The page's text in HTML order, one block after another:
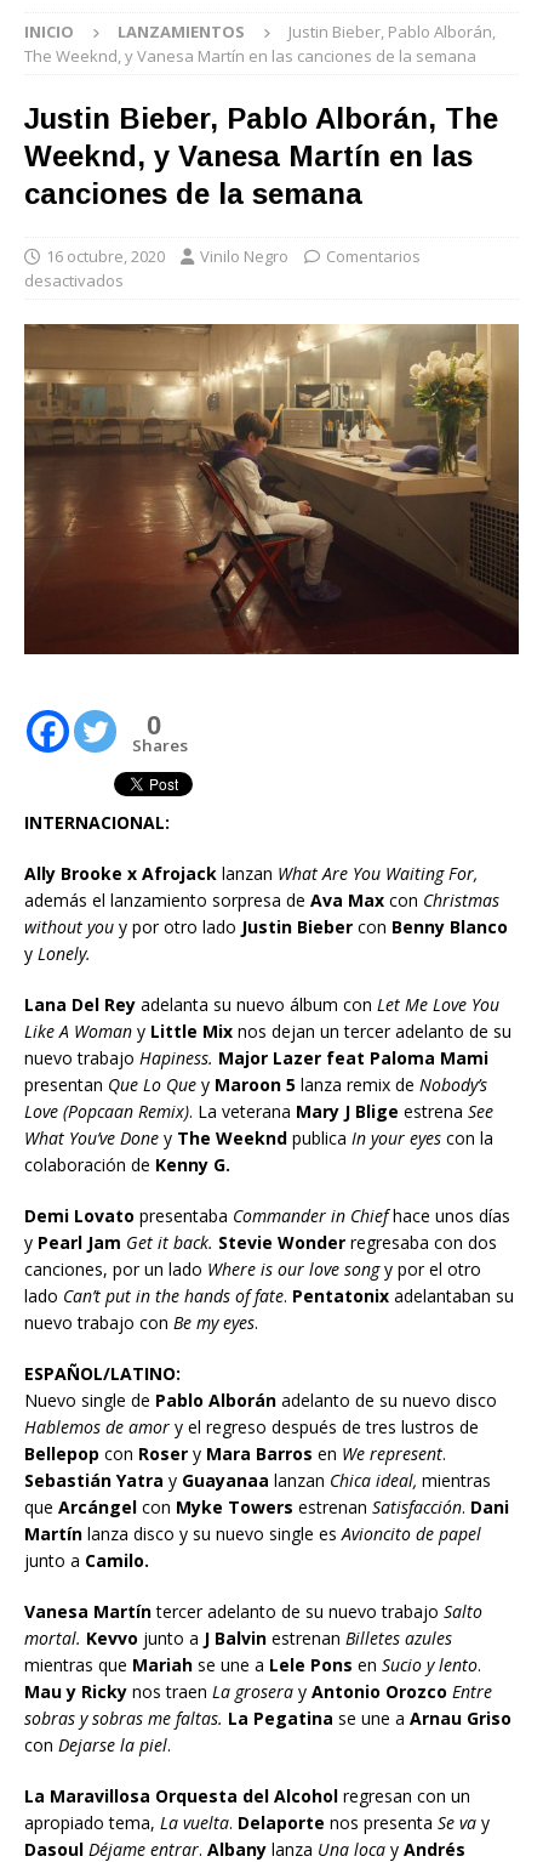
INICIO LANZAMIENTOS
Justin Bieber, Pablo Alborán,
The Weeknd, y Vanesa Martín en las canciones de la semana
Justin Bieber, Pablo Alborán, The
Weeknd, y Vanesa Martín en las
canciones de la semana
16 octubre, 2020 Vinilo Negro
Comentarios
desactivados
0
Shares
INTERNACIONAL:
Ally Brooke x Afrojack lanzan What Are You Waiting For,
además el lanzamiento sorpresa de Ava Max con Christmas
without you y por otro lado Justin Bieber con Benny Blanco
y Lonely.
Lana Del Rey adelanta su nuevo álbum con Let Me Love You
Like A Woman y Little Mix nos dejan un tercer adelanto de su
nuevo trabajo Hapiness. Major Lazer feat Paloma Mami
presentan Que Lo Que y Maroon 5 lanza remix de Nobody’s
Love (Popcaan Remix). La veterana Mary J Blige estrena See
What You’ve Done y The Weeknd publica In your eyes con la
colaboración de Kenny G.
Demi Lovato presentaba Commander in Chiefhace unos días
y Pearl Jam Get it back. Stevie Wonder regresaba con dos
canciones, por un lado Where is our love songy por el otro
lado Can’t put in the hands of fate. Pentatonix adelantaban su
nuevo trabajo con Be my eyes.
ESPAÑOL/LATINO:
Nuevo single de Pablo Alborán adelanto de su nuevo disco
Hablemos de amor y el regreso después de tres lustros de
Bellepop con Roser y Mara Barros en We represent.
Sebastián Yatra y Guayanaa lanzan Chica ideal, mientras
que Arcángel con Myke Towers estrenan Satisfacción. Dani
Martín lanza disco y su nuevo single es Avioncito de papel
junto a Camilo.
Vanesa Martíntercer adelanto de su nuevo trabajo Salto
mortal. Kevvo junto a J Balvin estrenan Billetes azules
mientras que Mariah se une a Lele Pons en Sucio y lento.
Mau y Ricky nos traen La grosera y Antonio Orozco Entre
sobras y sobras me faltas. La Pegatina se une a Arnau Griso
con Dejarse la piel.
La Maravillosa Orquesta del Alcohol regresan con un
apropiado tema, La vuelta. Delaporte nos presenta Se va y
Dasoul Déjame entrar. Albany lanza Una loca y Andrés